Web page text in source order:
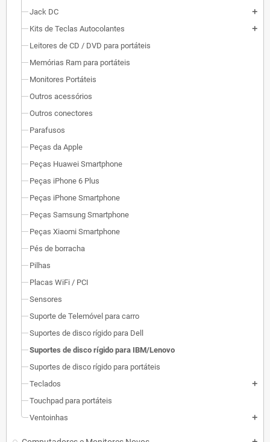
Jack DC
add
Kits de Teclas Autocolantes add
Leitores de CD / DVD para portáteis
Memórias Ram para portáteis
Monitores Portáteis
Outros acessórios
Outros conectores
Parafusos
Peças da Apple
Peças Huawei Smartphone
Peças iPhone 6 Plus
Peças iPhone Smartphone
Peças Samsung Smartphone
Peças Xiaomi Smartphone
Pés de borracha
Pilhas
Placas WiFi / PCI
Sensores
Suporte de Telemóvel para carro
Suportes de disco rígido para Dell
Suportes de disco rígido para IBM/Lenovo
Suportes de disco rígido para portáteis
Teclados
add
Touchpad para portáteis
Ventoinhas
add